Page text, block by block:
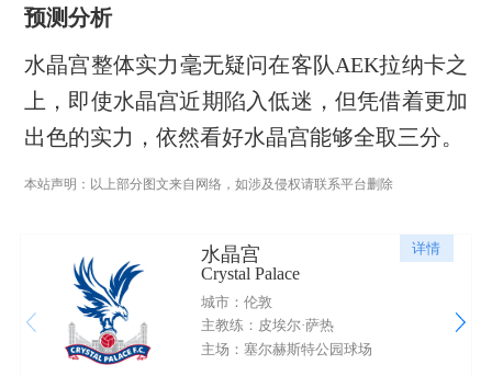
预测分析
水晶宫整体实力毫无疑问在客队AEK拉纳卡之
上，即使水晶宫近期陷入低迷，但凭借着更加
出色的实力，依然看好水晶宫能够全取三分。
本站声明：以上部分图文来自网络，如涉及侵权请联系平台删除
详情
水晶宫
Crystal Palace
城市：伦敦
主教练：皮埃尔·萨热
主场：塞尔赫斯特公园球场